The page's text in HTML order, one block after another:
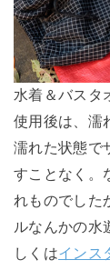
水着＆バスタ
使用後は、濡
濡れた状態で
すことなく。
れものでした
ルなんかの水
しくはインス